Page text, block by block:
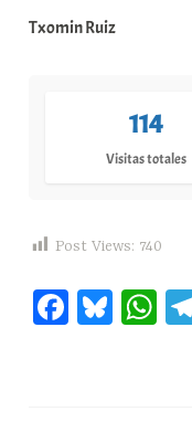
Txomin Ruiz
114
Visitas totales
Post Views: 740
Fa Bl W